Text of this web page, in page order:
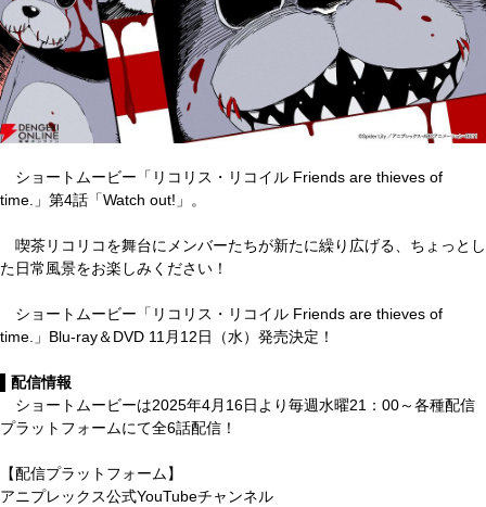
ショートムービー「リコリス・リコイル Friends are thieves of
time.」第4話「Watch out!」。
喫茶リコリコを舞台にメンバーたちが新たに繰り広げる、ちょっとし
た日常風景をお楽しみください！
ショートムービー「リコリス・リコイル Friends are thieves of
time.」Blu-ray＆DVD 11月12日（水）発売決定！
▌配信情報
ショートムービーは2025年4月16日より毎週水曜21：00～各種配信
プラットフォームにて全6話配信！
【配信プラットフォーム】
アニプレックス公式YouTubeチャンネル